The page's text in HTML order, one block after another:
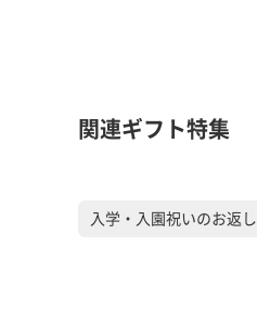
関連ギフト特集
入学・入園祝いのお返し